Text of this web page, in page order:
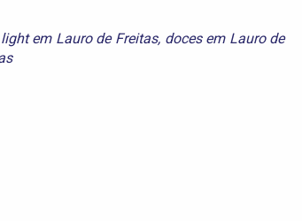
em Lauro de Freitas, doces em Lauro de